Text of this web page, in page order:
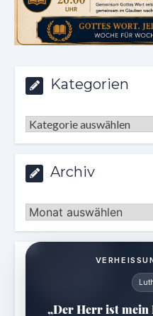
Kategorien
Kategorien
Archiv
Archiv
„Der Herr ist